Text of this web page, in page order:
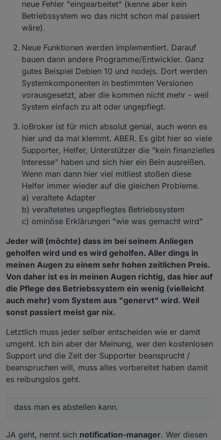
neue Fehler "eingearbeitet" (kenne aber kein
Betriebssystem wo das nicht schon mal passiert
wäre).
Neue Funktionen werden implementiert. Darauf
bauen dann andere Programme/Entwickler. Ganz
gutes Beispiel Debien 10 und nodejs. Dort werden
Systemkomponenten in bestimmten Versionen
vorausgesetzt, aber die kommen nicht mehr - weil
System einfach zu alt oder ungepflegt.
ioBroker ist für mich absolut genial, auch wenn es
hier und da mal klemmt. ABER. Es gibt hier so viele
Supporter, Helfer, Unterstützer die "kein finanzielles
Interesse" haben und sich hier ein Bein ausreißen.
Wenn man dann hier viel mitliest stoßen diese
Helfer immer wieder auf die gleichen Probleme.
a) veraltete Adapter
b) veraltetetes ungepflegtes Betriebssystem
c) ominöse Erklärungen "wie was gemacht wird"
Jeder will (möchte) dass im bei seinem Anliegen
geholfen wird und es wird geholfen. Aller dings in
meinen Augen zu einem sehr hohen zeitlichen Preis.
Von daher ist es in meinen Augen richtig, das hier auf
die Pflege des Betriebssystem ein wenig (vielleicht
auch mehr) vom System aus "genervt" wird. Weil
sonst passiert meist gar nix.
Letztlich muss jeder selber entscheiden wie er damit
umgeht. Ich bin aber der Meinung, wer den kostenlosen
Support und die Zeit der Supporter beansprucht /
beanspruchen will, muss alles vorbereitet haben damit
es reibungslos geht.
dass man es abstellen kann.
JA geht, nennt sich notification-manager. Wer diesen